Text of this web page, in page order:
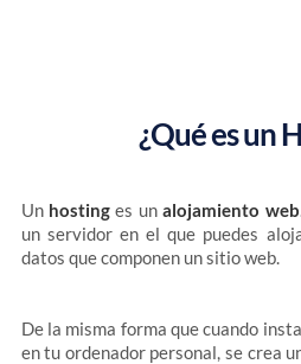
¿Qué es un
Un hostinges unalojamiento web
un servidor en el que puedes
datos que componen un sitio web.
De la misma forma que cuando
en tu ordenador personal, se crea